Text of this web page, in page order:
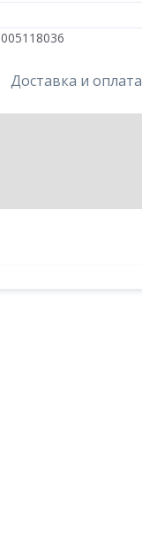
Доставка и оплата